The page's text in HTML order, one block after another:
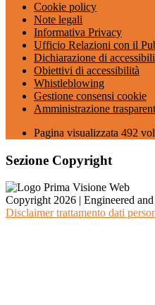
Cookie policy
Note legali
Informativa Privacy
Ufficio Relazioni con il
Dichiarazione di
Obiettivi di accessibilità
Whistleblowing
Gestione consensi cookie
Amministrazione
Pagina visualizzata 492
Sezione Copyright
Copyright 2026 | Engineered
Disclaimer trattamento dati